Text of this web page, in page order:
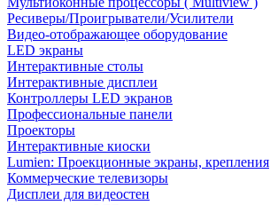
Ресиверы/Проигрыватели/Усилители
Видео-отображающее оборудование
LED экраны
Интерактивные столы
Интерактивные дисплеи
Контроллеры LED экранов
Профессиональные панели
Проекторы
Интерактивные киоски
Lumien: Проекционные экраны, крепления
Коммерческие телевизоры
Дисплеи для видеостен